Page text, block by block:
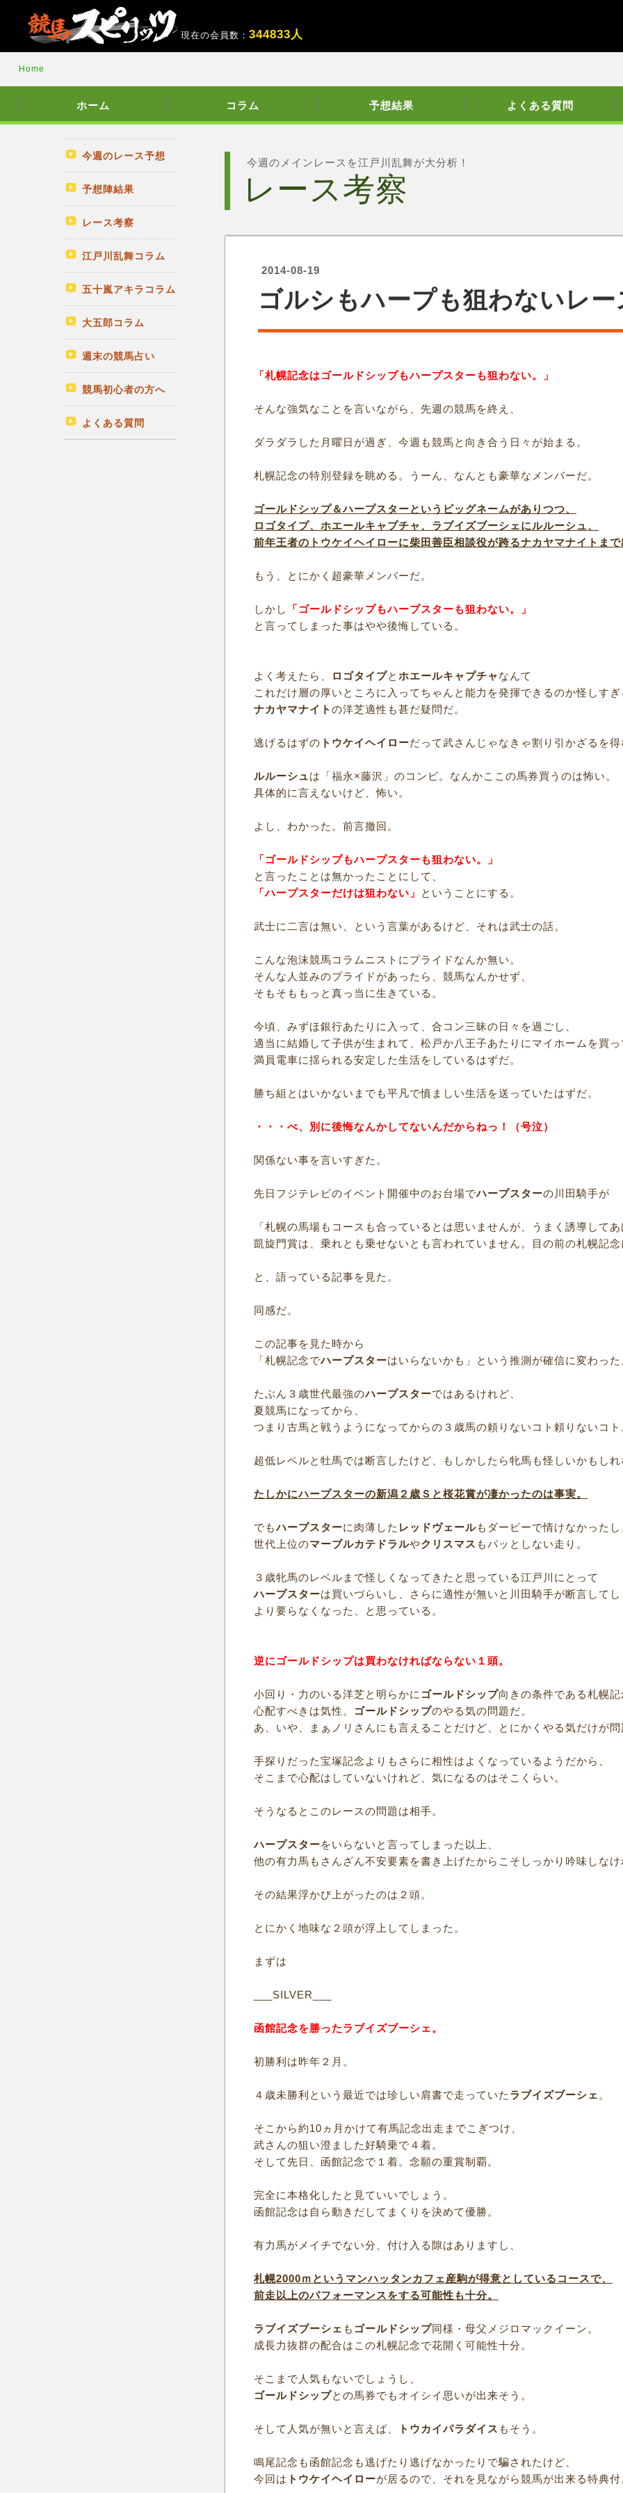
現在の会員数：344833人
Home
ホーム コラム 予想結果 よくある質問
今週のレース予想
予想陣結果
レース考察
江戸川乱舞コラム
五十嵐アキラコラム
大五郎コラム
週末の競馬占い
競馬初心者の方へ
よくある質問
今週のメインレースを江戸川乱舞が大分析！
レース考察
2014-08-19
ゴルシもハープも狙わないレ
「札幌記念はゴールドシップもハープスターも狙わない。」
そんな強気なことを言いながら、先週の競馬を終え、
ダラダラした月曜日が過ぎ、今週も競馬と向き合う日々が始まる。
札幌記念の特別登録を眺める。うーん、なんとも豪華なメンバーだ。
ゴールドシップ＆ハープスターというビッグネームがありつつ、
ロゴタイプ、ホエールキャプチャ、ラブイズブーシェにルルーシュ、
前年王者のトウケイヘイローに柴田善臣相談役が跨るナカヤマナイトま
もう、とにかく超豪華メンバーだ。
しかし
「ゴールドシップもハープスターも狙わない。」
と言ってしまった事はやや後悔している。
よく考えたら、 ロゴタイプとホエールキャプチャ なんて
これだけ層の厚いところに入ってちゃんと能力を発揮できるのか怪しす
ナカヤマナイトの洋芝適性も甚だ疑問だ。
逃げるはずの トウケイヘイローだって武さんじゃなきゃ割り引かざるを
ルルーシュは「福永×藤沢」のコンビ。なんかここの馬券買うのは怖い。
具体的に言えないけど、怖い。
よし、わかった。前言撤回。
「ゴールドシップもハープスターも狙わない。」
と言ったことは無かったことにして、
「ハープスターだけは狙わない」
ということにする。
武士に二言は無い、という言葉があるけど、それは武士の話。
こんな泡沫競馬コラムニストにプライドなんか無い。
そんな人並みのプライドがあったら、競馬なんかせず、
そもそももっと真っ当に生きている。
今頃、みずほ銀行あたりに入って、合コン三昧の日々を過ごし、
適当に結婚して子供が生まれて、松戸か八王子あたりにマイホームを買っ
満員電車に揺られる安定した生活をしているはずだ。
勝ち組とはいかないまでも平凡で慎ましい生活を送っていたはずだ。
・・・べ、別に後悔なんかしてないんだからねっ！（号泣）
関係ない事を言いすぎた。
先日フジテレビのイベント開催中のお台場でハープスターの川田騎手が
「札幌の馬場もコースも合っているとは思いませんが、うまく誘導して
凱旋門賞は、乗れとも乗せないとも言われていません。目の前の札幌記
と、語っている記事を見た。
同感だ。
この記事を見た時から
「札幌記念でハープスターはいらないかも」という推測が確信に変わった
たぶん３歳世代最強のハープスターではあるけれど、
夏競馬になってから、
つまり古馬と戦うようになってからの３歳馬の頼りないコト頼りないコト
超低レベルと牡馬では断言したけど、もしかしたら牝馬も怪しいかもし
たしかにハープスターの新潟２歳Ｓと桜花賞が凄かったのは事実。
でもハープスターに肉薄した レッドヴェールもダービーで情けなかったし
世代上位のマーブルカテドラルやクリスマス もパッとしない走り。
３歳牝馬のレベルまで怪しくなってきたと思っている江戸川にとって
ハープスターは買いづらいし、さらに適性が無いと川田騎手が断言して
より要らなくなった、と思っている。
逆にゴールドシップは買わなければならない１頭。
小回り・力のいる洋芝と明らかに ゴールドシップ向きの条件である札幌
心配すべきは気性。
ゴールドシップのやる気の問題だ。
あ、いや、まぁノリさんにも言えることだけど、とにかくやる気だけが
手探りだった宝塚記念よりもさらに相性はよくなっているようだから、
そこまで心配はしていないけれど、気になるのはそこくらい。
そうなるとこのレースの問題は相手。
ハープスターをいらないと言ってしまった以上、
他の有力馬もさんざん不安要素を書き上げたからこそしっかり吟味しな
その結果浮かび上がったのは２頭。
とにかく地味な２頭が浮上してしまった。
まずは
___SILVER___
函館記念を勝ったラブイズブーシェ。
初勝利は昨年２月。
４歳未勝利という最近では珍しい肩書で走っていた ラブイズブーシェ。
そこから約10ヵ月かけて有馬記念出走までこぎつけ、
武さんの狙い澄ました好騎乗で４着。
そして先日、函館記念で１着。念願の重賞制覇。
完全に本格化したと見ていいでしょう。
函館記念は自ら動きだしてまくりを決めて優勝。
有力馬がメイチでない分、付け入る隙はありますし、
札幌2000ｍというマンハッタンカフェ産駒が得意としているコースで、
前走以上のパフォーマンスをする可能性も十分。
ラブイズブーシェ も ゴールドシップ同様・母父メジロマックイーン。
成長力抜群の配合はこの札幌記念で花開く可能性十分。
そこまで人気もないでしょうし、
ゴールドシップとの馬券でもオイシイ思いが出来そう。
そして人気が無いと言えば、 トウカイパラダイス もそう。
鳴尾記念も函館記念も逃げたり逃げなかったりで騙されたけど、
今回は トウケイヘイローが居るので、それを見ながら競馬が出来る特典